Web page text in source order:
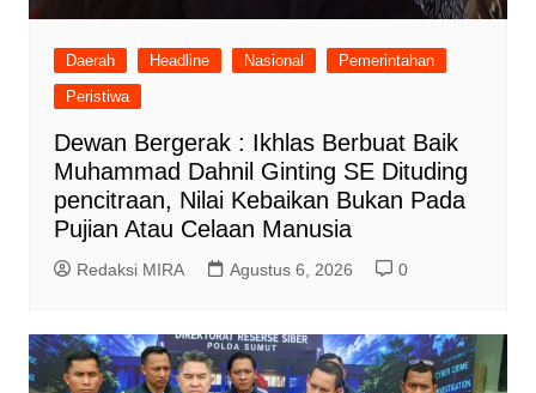
Daerah Headline Nasional
Pemerintahan
Peristiwa
Dewan Bergerak : Ikhlas Berbuat Baik
Muhammad Dahnil Ginting SE Dituding
pencitraan, Nilai Kebaikan Bukan Pada
Pujian Atau Celaan Manusia
Redaksi MIRA Agustus 6, 2026 0